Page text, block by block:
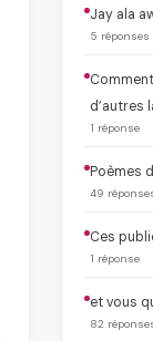
Jay ala
5 réponses
d’autres
1 réponse
Poèmes
49
Ces
1 réponse
et vous
82